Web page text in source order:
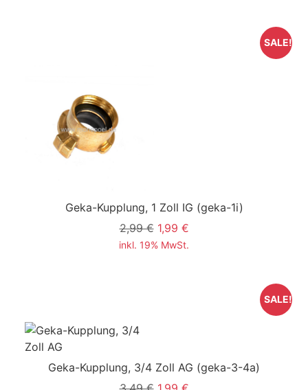
Geka-Kupplung, 1 Zoll IG (geka-1i)
2,99 € 1,99 €
inkl. 19% MwSt.
SALE!
Geka-Kupplung, 3/4 Zoll AG (geka-3-4a)
SALE!